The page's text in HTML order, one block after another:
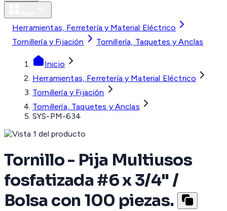
Herramientas, Ferretería y Material Eléctrico
Tornillería y Fijación
Tornillería, Taquetes y Anclas
Inicio
Herramientas, Ferretería y Material Eléctrico
Tornillería y Fijación
Tornillería, Taquetes y Anclas
SYS-PM-634
Tornillo - Pija Multiusos
fosfatizada #6 x 3/4" /
Bolsa con 100 piezas.